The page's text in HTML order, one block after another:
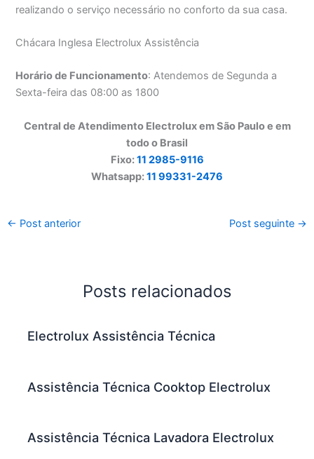
realizando o serviço necessário no conforto da sua casa.
Chácara Inglesa Electrolux Assistência
Horário de Funcionamento: Atendemos de Segunda a
Sexta-feira das 08:00 as 1800
Central de Atendimento Electrolux em São Paulo e em
todo o Brasil
Fixo:11 2985-9116
Whatsapp:11 99331-2476
← Post anterior Post seguinte →
Posts relacionados
Electrolux Assistência Técnica
Assistência Técnica Cooktop Electrolux
Assistência Técnica Lavadora Electrolux